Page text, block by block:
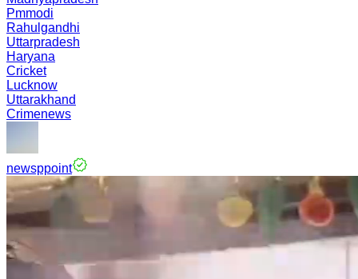
Pmmodi
Rahulgandhi
Uttarpradesh
Haryana
Cricket
Lucknow
Uttarakhand
Crimenews
newsppoint